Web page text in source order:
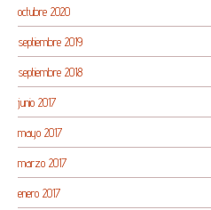
octubre 2020
septiembre 2019
septiembre 2018
junio 2017
mayo 2017
marzo 2017
enero 2017